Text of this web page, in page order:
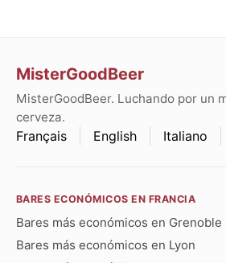
MisterGoodBeer
MisterGoodBeer. Luchando por un
cerveza.
Français English Italiano
BARES ECONÓMICOS EN FRANCIA
Bares más económicos en Grenoble
Bares más económicos en Lyon